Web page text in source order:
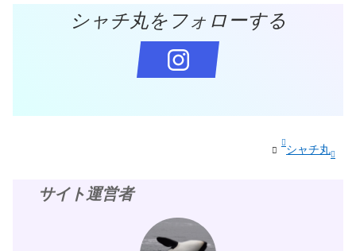
シャチ丸をフォローする
シャチ丸
サイト運営者